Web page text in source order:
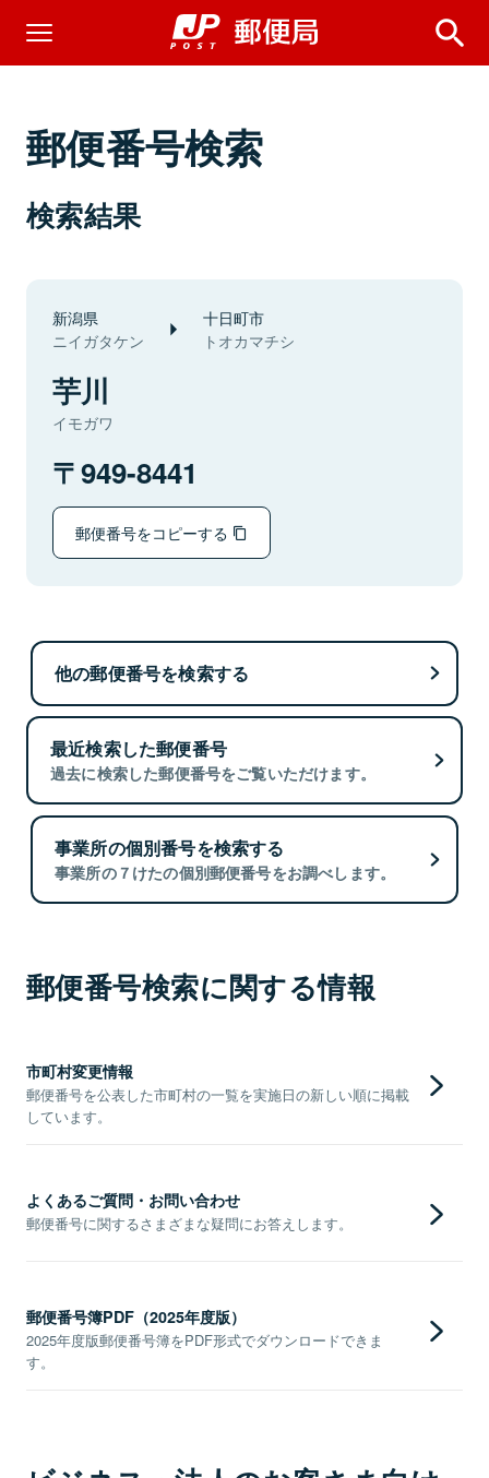
郵便番号検索
検索結果
新潟県
ニイガタケン
十日町市
トオカマチシ
芋川
イモガワ
949-8441
郵便番号をコピーする
他の郵便番号を検索する
最近検索した郵便番号
過去に検索した郵便番号をご覧いただけます。
事業所の個別番号を検索する
事業所の７けたの個別郵便番号をお調べします。
郵便番号検索に関する情報
市町村変更情報
郵便番号を公表した市町村の一覧を実施日の新しい順に掲載
しています。
よくあるご質問・お問い合わせ
郵便番号に関するさまざまな疑問にお答えします。
郵便番号簿PDF（2025年度版）
2025年度版郵便番号簿をPDF形式でダウンロードできま
す。